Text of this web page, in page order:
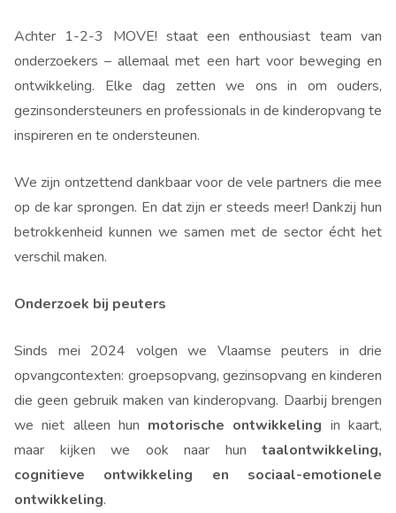
Achter 1-2-3 MOVE! staat een enthousiast team van
onderzoekers – allemaal met een hart voor beweging en
ontwikkeling. Elke dag zetten we ons in om ouders,
gezinsondersteuners en professionals in de kinderopvang te
inspireren en te ondersteunen.
We zijn ontzettend dankbaar voor de vele partners die mee
op de kar sprongen. En dat zijn er steeds meer! Dankzij hun
betrokkenheid kunnen we samen met de sector écht het
verschil maken.
Onderzoek bij peuters
Sinds mei 2024 volgen we Vlaamse peuters in drie
opvangcontexten: groepsopvang, gezinsopvang en kinderen
die geen gebruik maken van kinderopvang. Daarbij brengen
we niet alleen hun motorische ontwikkeling in kaart,
maar kijken we ook naar hun taalontwikkeling,
cognitieve ontwikkeling en sociaal-emotionele
ontwikkeling.